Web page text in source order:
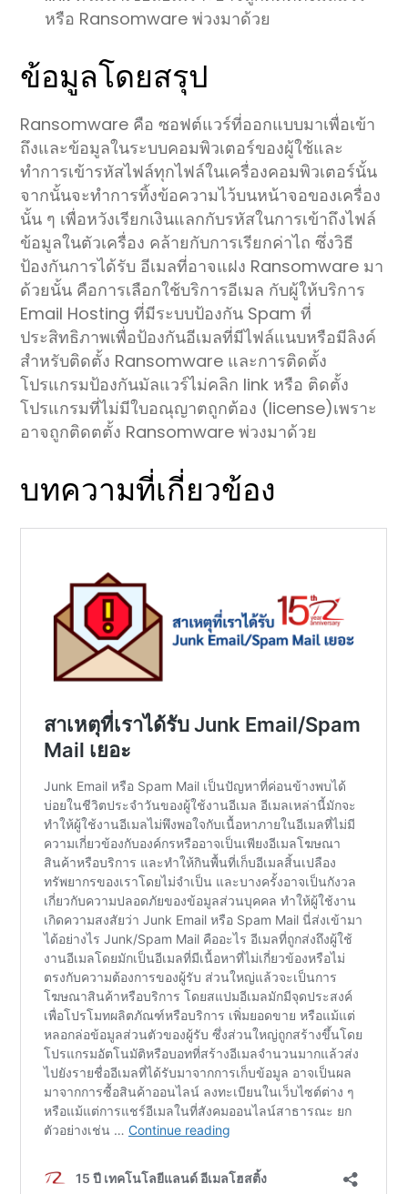
หรือ Ransomware พ่วงมาด้วย
ข้อมูลโดยสรุป
Ransomware คือ ซอฟต์แวร์ที่ออกแบบมาเพื่อเข้า
ถึงและข้อมูลในระบบคอมพิวเตอร์ของผู้ใช้และ
ทำการเข้ารหัสไฟล์ทุกไฟล์ในเครื่องคอมพิวเตอร์นั้น
จากนั้นจะทำการทิ้งข้อความไว้บนหน้าจอของเครื่อง
นั้น ๆ เพื่อหวังเรียกเงินแลกกับรหัสในการเข้าถึงไฟล์
ข้อมูลในตัวเครื่อง คล้ายกับการเรียกค่าไถ ซึ่งวิธี
ป้องกันการได้รับ อีเมลที่อาจแฝง Ransomware มา
ด้วยนั้น คือการเลือกใช้บริการอีเมล กับผู้ให้บริการ
Email Hosting ที่มีระบบป้องกัน Spam ที่
ประสิทธิภาพเพื่อป้องกันอีเมลที่มีไฟล์แนบหรือมีลิงค์
สำหรับติดตั้ง Ransomware และการติดตั้ง
โปรแกรมป้องกันมัลแวร์ไม่คลิก link หรือ ติดตั้ง
โปรแกรมที่ไม่มีใบอณุญาตถูกต้อง (license)เพราะ
อาจถูกติดตตั้ง Ransomware พ่วงมาด้วย
บทความที่เกี่ยวข้อง